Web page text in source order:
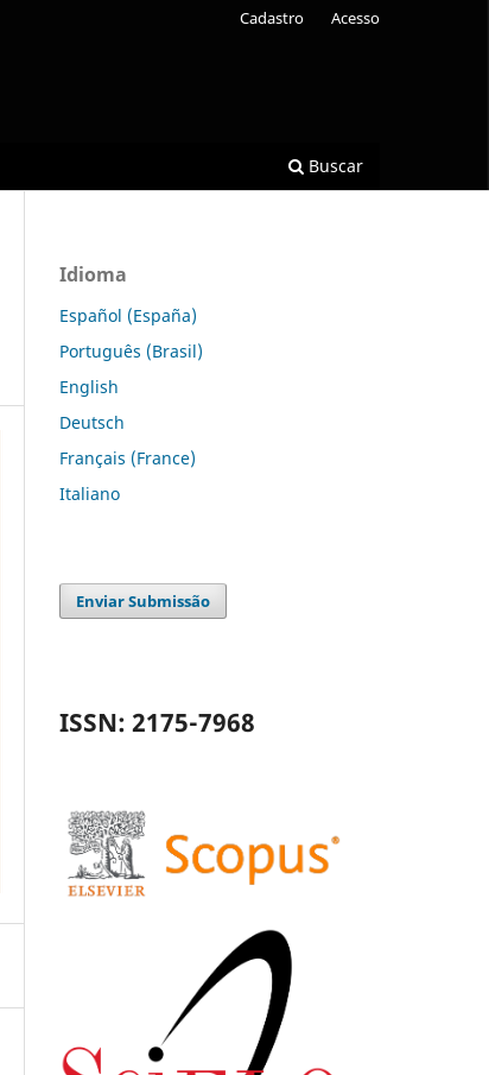
Buscar
Cadastro Acesso
Idioma
Español (España)
Português (Brasil)
English
Deutsch
Français (France)
Italiano
Enviar Submissão
ISSN: 2175-7968